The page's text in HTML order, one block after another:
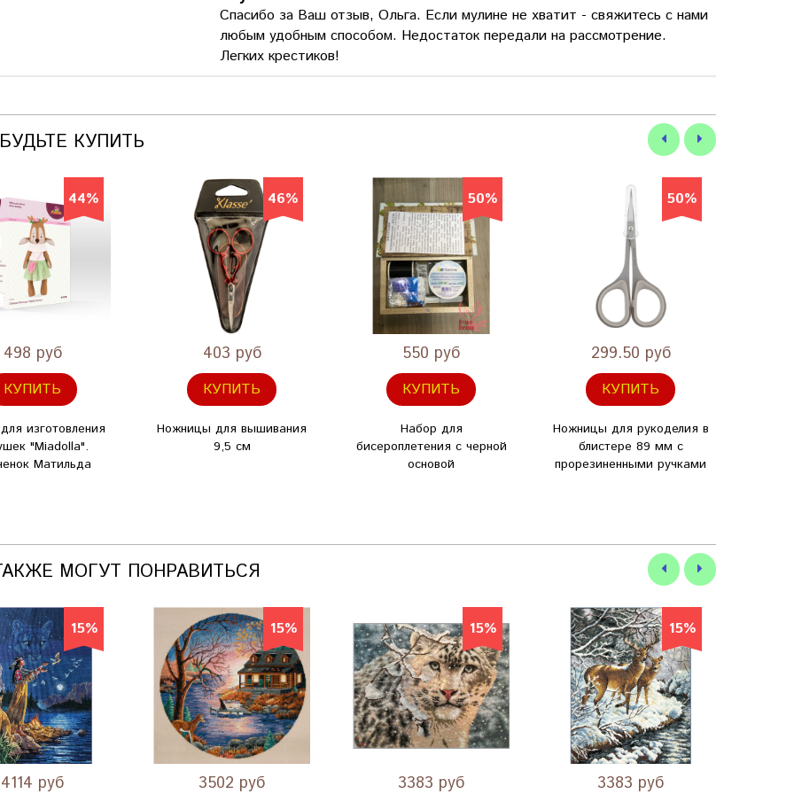
Спасибо за Ваш отзыв, Ольга. Если мулине не хватит - свяжитесь с нами
любым удобным способом. Недостаток передали на рассмотрение.
Легких крестиков!
КУПИТЬ
44%
498 руб
КУПИТЬ
изготовления
"Miadolla".
Матильда
46%
403 руб
КУПИТЬ
Ножницы для вышивания
9,5 см
50%
550 руб
КУПИТЬ
Набор для
бисероплетения с черной
основой
50%
299.50 руб
КУПИТЬ
Ножницы для рукоделия в
блистере 89 мм с
прорезиненными ручками
МОГУТ ПОНРАВИТЬСЯ
15%
4114 руб
15%
3502 руб
15%
3383 руб
15%
3383 руб